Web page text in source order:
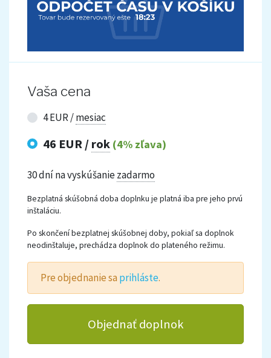
Vaša cena
4 EUR /mesiac
46 EUR /rok(4% zľava)
30 dní na vyskúšaniezadarmo
Bezplatná skúšobná doba doplnku je platná iba pre jeho prvú
inštaláciu.
Po skončení bezplatnej skúšobnej doby, pokiaľ sa doplnok
neodinštaluje, prechádza doplnok do plateného režimu.
Pre objednanie sa prihláste.
Objednať doplnok